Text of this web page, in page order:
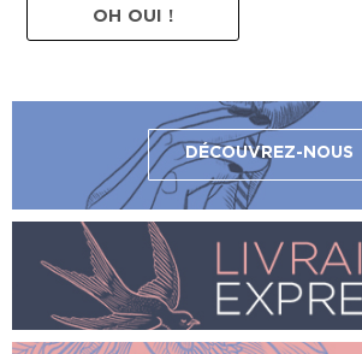
OH OUI !
DÉCOUVREZ-NOUS